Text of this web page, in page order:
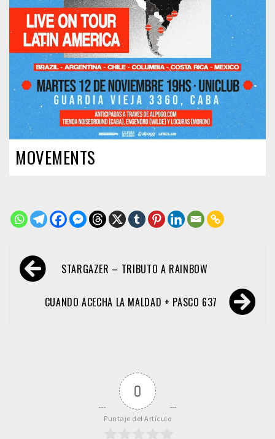
MOVEMENTS
Navegación
de
entradas
STARGAZER – TRIBUTO A RAINBOW
CUANDO ACECHA LA MALDAD + PASCO 637
0
Puntaje del Artículo